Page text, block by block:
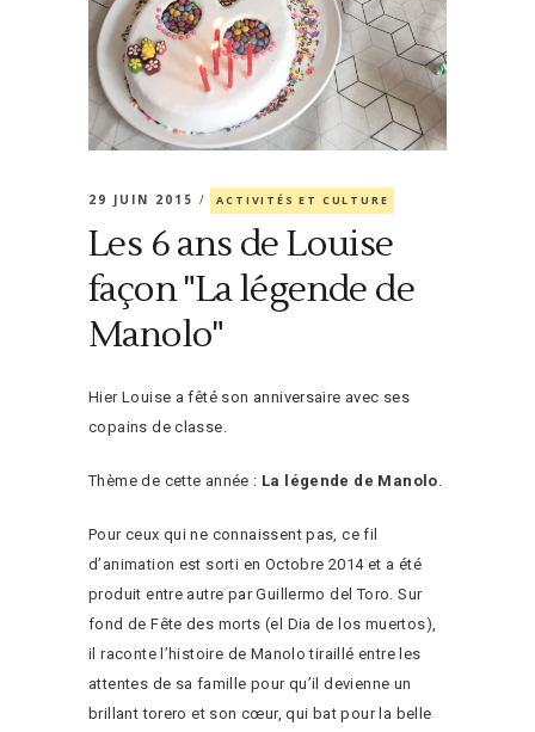
29 JUIN 2015 ACTIVITÉS ET CULTURE
Les 6 ans de Louise
façon "La légende de
Manolo"
Hier Louise a fêté son anniversaire avec ses
copains de classe.
Thème de cette année : La légende de Manolo
Pour ceux qui ne connaissent pas, ce fil
d’animation est sorti en Octobre 2014 et a été
produit entre autre par Guillermo del Toro. Sur
fond de Fête des morts (el Dia de los muertos),
il raconte l’histoire de Manolo tiraillé entre les
attentes de sa famille pour qu’il devienne un
brillant torero et son cœur, qui bat pour la belle